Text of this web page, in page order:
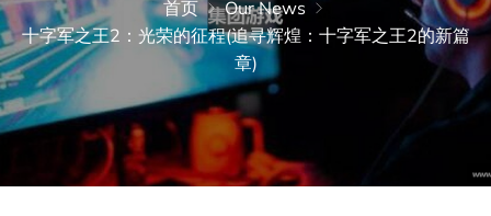
首页
Our News
十字军之王2：光荣的征程(追寻辉煌：十字军之王2的新篇
章)